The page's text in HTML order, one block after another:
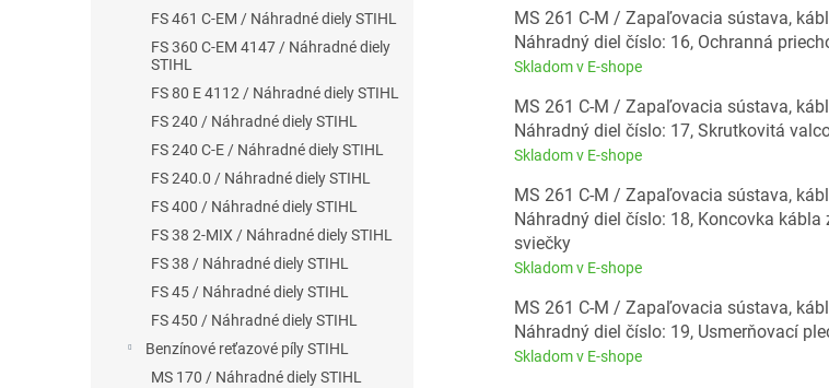
FS 461 C-EM / Náhradné diely STIHL
FS 360 C-EM 4147 / Náhradné diely
STIHL
FS 80 E 4112 / Náhradné diely STIHL
FS 240 / Náhradné diely STIHL
FS 240 C-E / Náhradné diely STIHL
FS 240.0 / Náhradné diely STIHL
FS 400 / Náhradné diely STIHL
FS 38 2-MIX / Náhradné diely STIHL
FS 38 / Náhradné diely STIHL
FS 45 / Náhradné diely STIHL
FS 450 / Náhradné diely STIHL
Benzínové reťazové píly STIHL
MS 170 / Náhradné diely STIHL
MS 261 C-M / Zapaľovacia sústava,
Náhradný diel číslo: 16, Ochranná
Skladom v E-shope
MS 261 C-M / Zapaľovacia sústava,
Náhradný diel číslo: 17, Skrutkovitá
Skladom v E-shope
MS 261 C-M / Zapaľovacia sústava,
Náhradný diel číslo: 18, Koncovka kábla
sviečky
Skladom v E-shope
MS 261 C-M / Zapaľovacia sústava,
Náhradný diel číslo: 19, Usmerňovací
Skladom v E-shope